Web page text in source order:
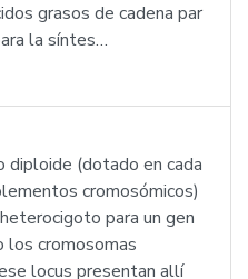
grasos de cadena par
la síntes…
diploide (dotado en cada
cromosómicos)
para un gen
los cromosomas
locus presentan allí